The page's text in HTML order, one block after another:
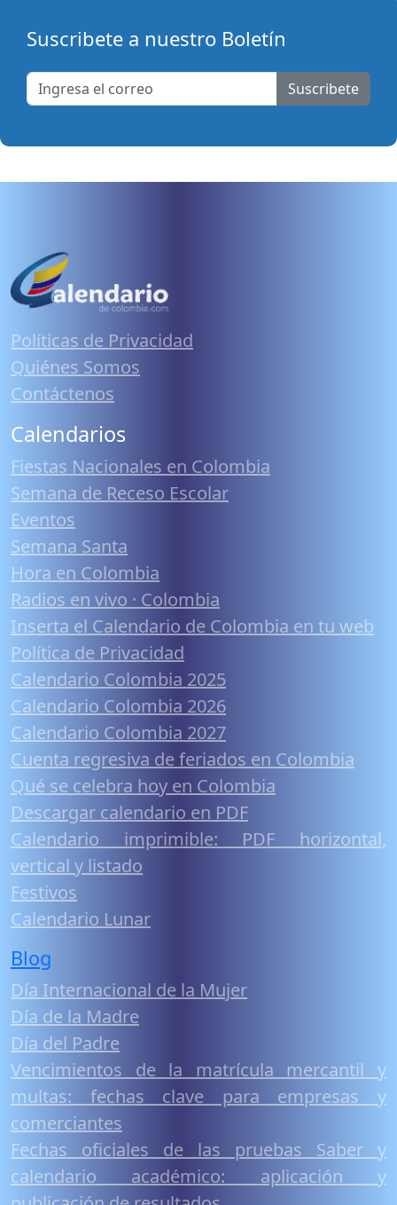
Suscribete a nuestro Boletín
Suscribete
Políticas de Privacidad
Quiénes Somos
Contáctenos
Calendarios
Fiestas Nacionales en Colombia
Semana de Receso Escolar
Eventos
Semana Santa
Hora en Colombia
Radios en vivo · Colombia
Inserta el Calendario de Colombia en tu web
Política de Privacidad
Calendario Colombia 2025
Calendario Colombia 2026
Calendario Colombia 2027
Cuenta regresiva de feriados en Colombia
Qué se celebra hoy en Colombia
Descargar calendario en PDF
Calendario imprimible: PDF horizontal,
vertical y listado
Festivos
Calendario Lunar
Blog
Día Internacional de la Mujer
Día de la Madre
Día del Padre
Vencimientos de la matrícula mercantil y
multas: fechas clave para empresas y
comerciantes
Fechas oficiales de las pruebas Saber y
calendario académico: aplicación y